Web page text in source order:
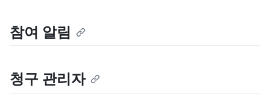
참여 알림
청구 관리자